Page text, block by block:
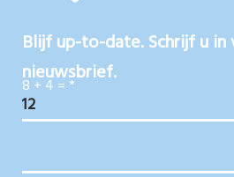
Blijf up-to-date. Schrijf u in
nieuwsbrief.
8 + 4 = *